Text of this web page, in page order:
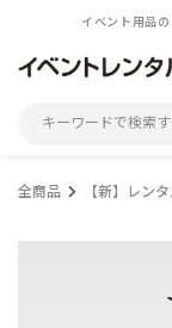
イベント用品
ログイン／会員
全商品 【新】レン